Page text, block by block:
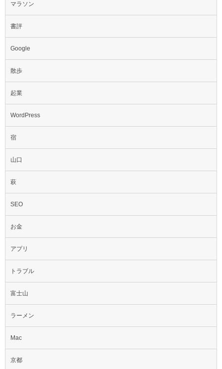
マラソン
書評
Google
散歩
起業
WordPress
宿
山口
萩
SEO
お金
アプリ
トラブル
富士山
ラーメン
Mac
京都